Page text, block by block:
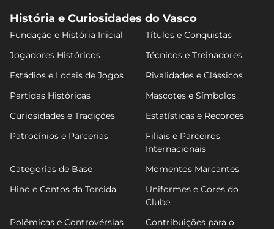
História e Curiosidades do Vasco
Fundação e História Inicial
Títulos e Conquistas
Jogadores Históricos
Técnicos e Treinadores
Estádios e Locais de Jogos
Rivalidades e Clássicos
Partidas Históricas
Mascotes e Símbolos
Curiosidades e Tradições
Estatísticas e Recordes
Patrocínios e Parcerias
Filiais e Parceiros
Internacionais
Categorias de Base
Momentos Marcantes
Hino e Cantos da Torcida
Uniformes e Cores do
Clube
Polêmicas e Controvérsias
Contribuições para o